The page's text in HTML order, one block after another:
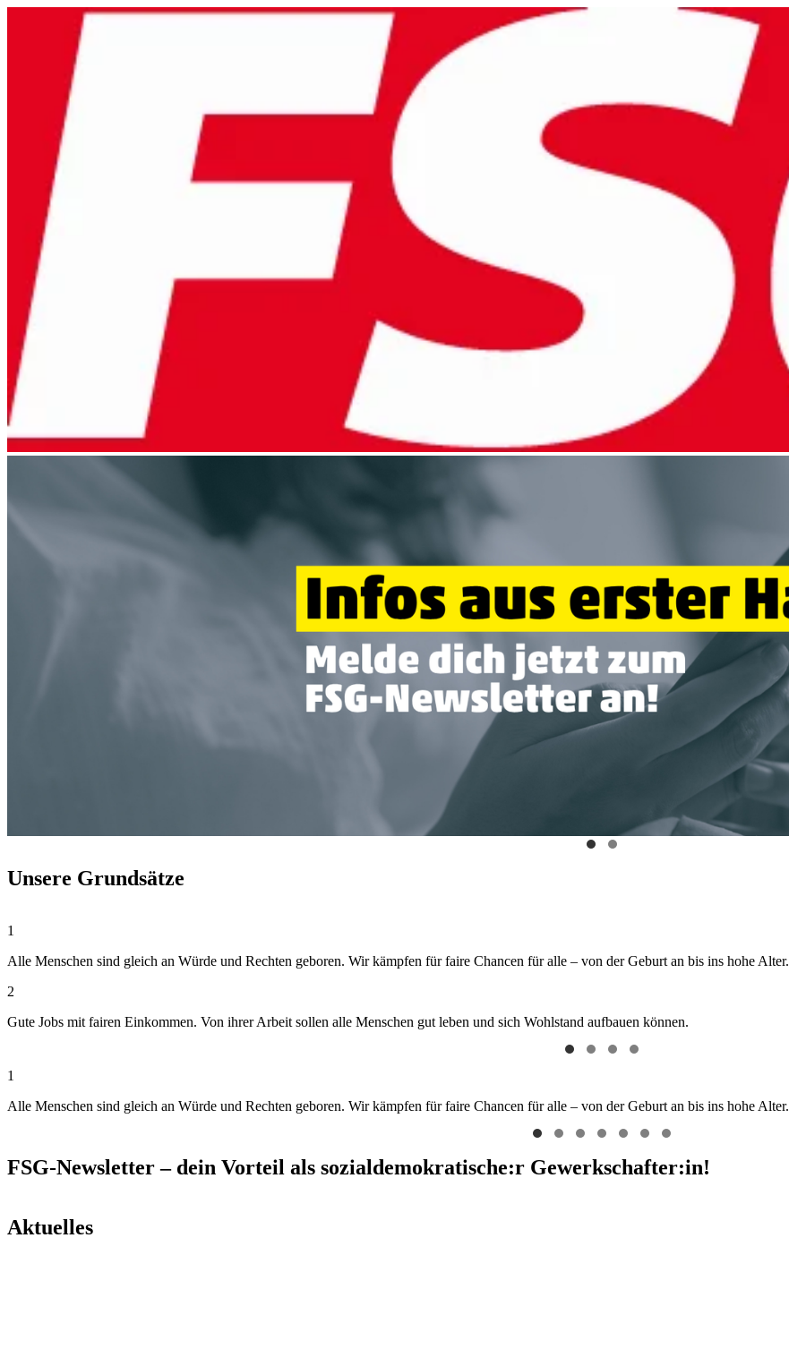
Unsere Grundsätze
1
Alle Menschen sind gleich an Würde und Rechten geboren. Wir kämpfen für faire Chancen für alle – von der Geburt an bis ins hohe Alter.
2
Gute Jobs mit fairen Einkommen. Von ihrer Arbeit sollen alle Menschen gut leben und sich Wohlstand aufbauen können.
1
Alle Menschen sind gleich an Würde und Rechten geboren. Wir kämpfen für faire Chancen für alle – von der Geburt an bis ins hohe Alter.
FSG-Newsletter – dein Vorteil als sozialdemokratische:r Gewerkschafter:in!
Aktuelles